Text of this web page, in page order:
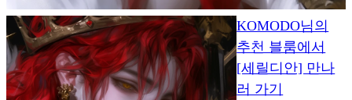
KOMODO님의
추천 블룸에서
[세릴디안] 만나
러 가기